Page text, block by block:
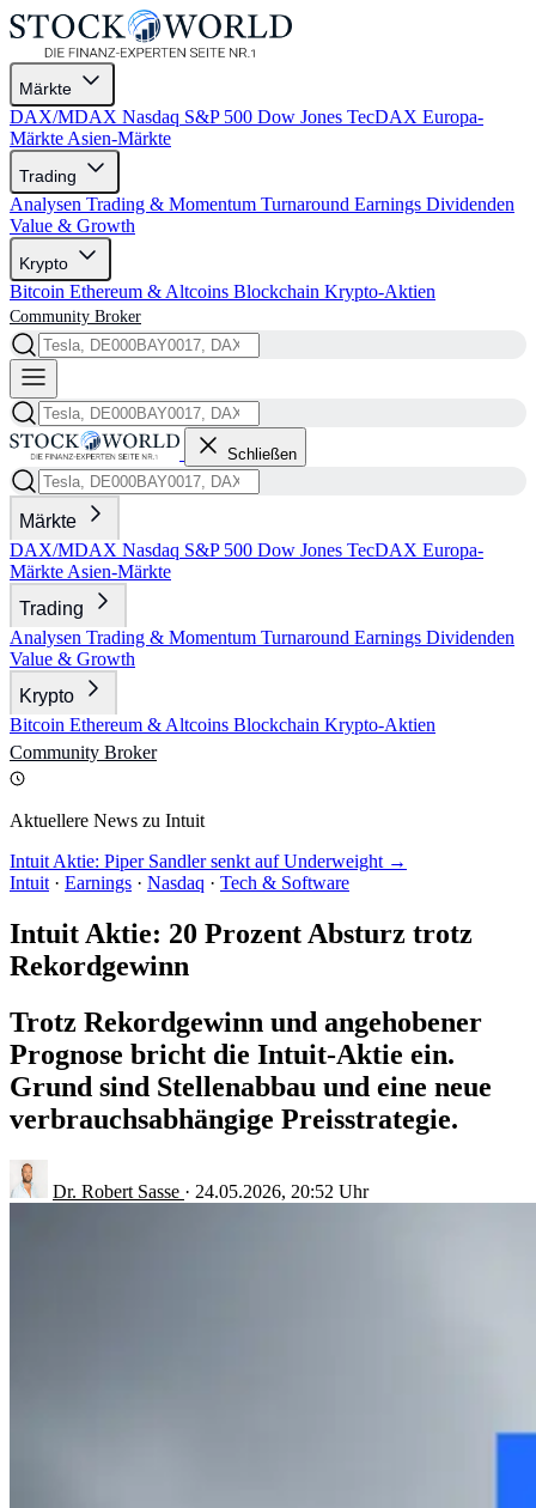
Märkte
DAX/MDAX Nasdaq S&P 500 Dow Jones TecDAX Europa-
Märkte Asien-Märkte
Trading
Analysen Trading & Momentum Turnaround Earnings Dividenden
Value & Growth
Krypto
Bitcoin Ethereum & Altcoins Blockchain Krypto-Aktien
Community Broker
Schließen
Märkte
DAX/MDAX Nasdaq S&P 500 Dow Jones TecDAX Europa-
Märkte Asien-Märkte
Trading
Analysen Trading & Momentum Turnaround Earnings Dividenden
Value & Growth
Krypto
Bitcoin Ethereum & Altcoins Blockchain Krypto-Aktien
Community Broker
Aktuellere News zu Intuit
Intuit Aktie: Piper Sandler senkt auf Underweight →
Intuit · Earnings · Nasdaq · Tech & Software
Intuit Aktie: 20 Prozent Absturz trotz
Rekordgewinn
Trotz Rekordgewinn und angehobener
Prognose bricht die Intuit-Aktie ein.
Grund sind Stellenabbau und eine neue
verbrauchsabhängige Preisstrategie.
Dr. Robert Sasse · 24.05.2026, 20:52 Uhr